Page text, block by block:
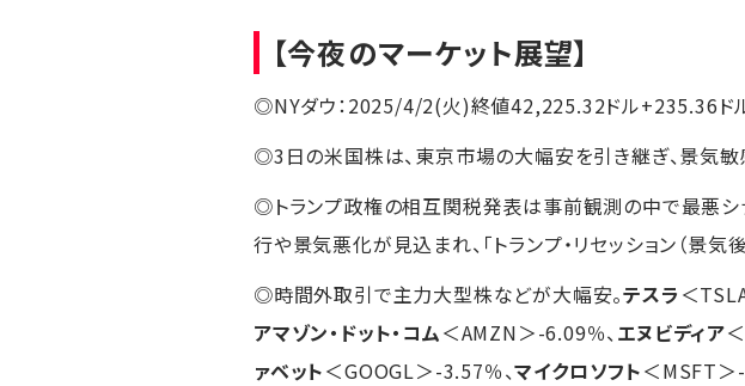
【今夜のマーケット展望】
◎NYダウ：2025/4/2(火)終値42,225.32ドル+235.36ド
◎3日の米国株は、東京市場の大幅安を引き継ぎ、景気敏
◎トランプ政権の相互関税発表は事前観測の中で最悪シ
行や景気悪化が見込まれ、「トランプ・リセッション（景気
◎時間外取引で主力大型株などが大幅安。テスラ ＜
アマゾン・ドット・コム＜AMZN＞-6.09％、エヌビディア
ァベット＜GOOGL＞-3.57％、マイクロソフト＜MSFT＞